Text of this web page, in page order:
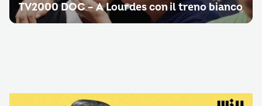
TV2000 DOC – A Lourdes con il treno bianco